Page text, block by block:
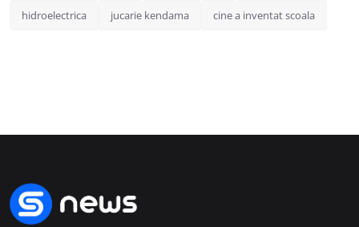
hidroelectrica jucarie kendama cine a inventat scoala